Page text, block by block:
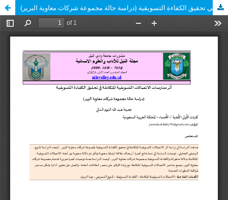
أثر ممارسات الاتصالات التسويقية المتكاملة في تحقيق الكفاءة التسويقية (دراسة حالة مجموعة شركات معاوية البرير)